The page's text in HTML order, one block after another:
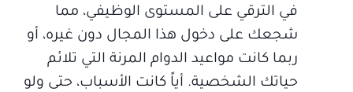
في الترقي على المستوى الوظيفي، مما
شجعك على دخول هذا المجال دون غيره، أو
ربما كانت مواعيد الدوام المرنة التي تلائم
حياتك الشخصية. أياً كانت الأسباب، حتى ولو